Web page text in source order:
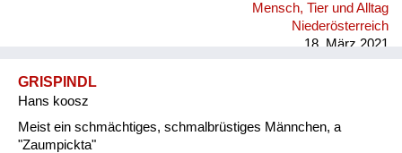
Mensch, Tier und Alltag
Niederösterreich
18. März 2021
GRISPINDL
Hans koosz
Meist ein schmächtiges, schmalbrüstiges Männchen, a
"Zaumpickta"